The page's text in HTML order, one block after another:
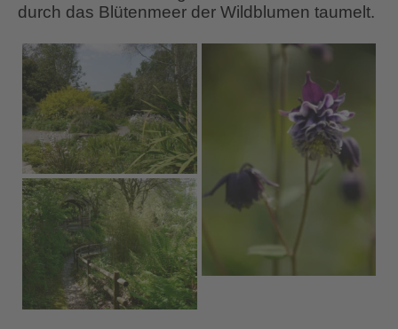
durch das Blütenmeer der Wildblumen taumelt.